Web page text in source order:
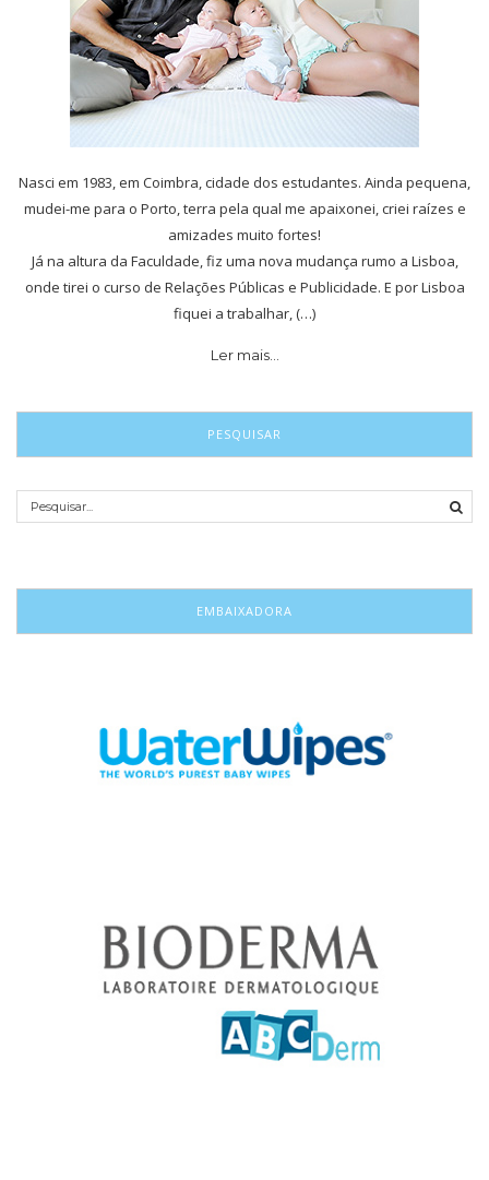
Nasci em 1983, em Coimbra, cidade dos estudantes. Ainda pequena,
mudei-me para o Porto, terra pela qual me apaixonei, criei raízes e
amizades muito fortes!
Já na altura da Faculdade, fiz uma nova mudança rumo a Lisboa,
onde tirei o curso de Relações Públicas e Publicidade. E por Lisboa
fiquei a trabalhar, (…)
Ler mais…
PESQUISAR
EMBAIXADORA